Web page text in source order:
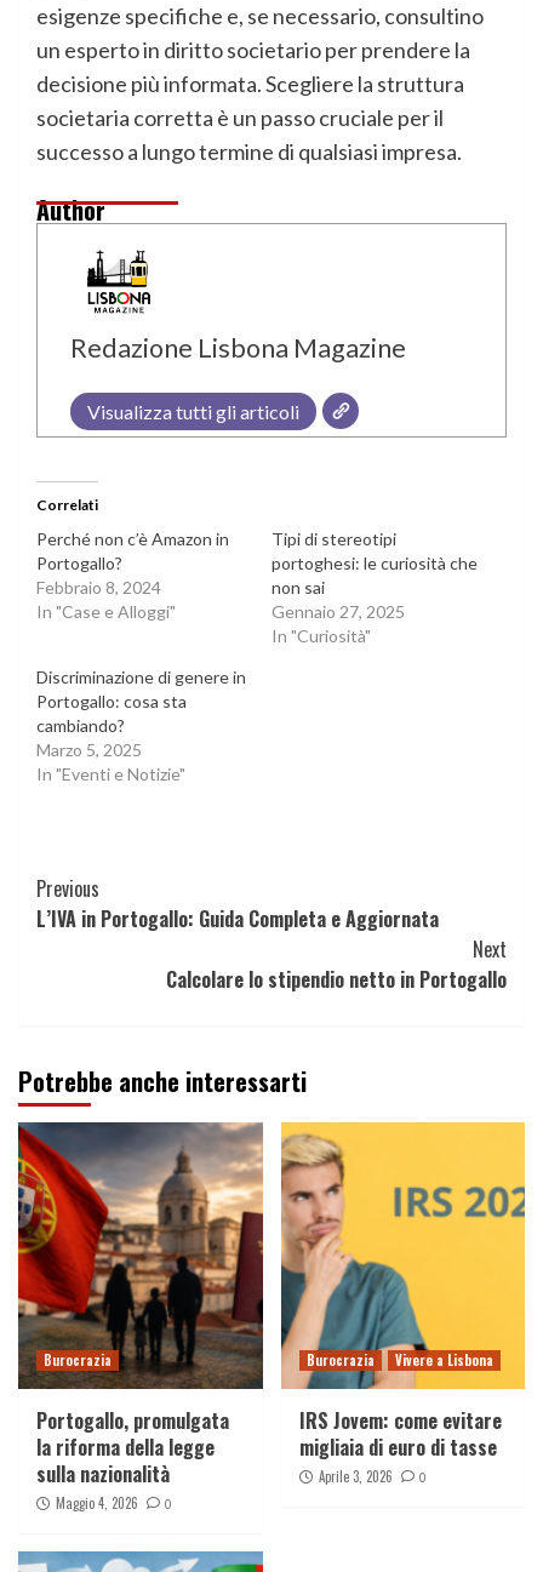
esigenze specifiche e, se necessario, consultino
un esperto in diritto societario per prendere la
decisione più informata. Scegliere la struttura
societaria corretta è un passo cruciale per il
successo a lungo termine di qualsiasi impresa.
Author
Redazione Lisbona Magazine
Visualizza tutti gli articoli
Correlati
Perché non c’è Amazon in
Portogallo?
Febbraio 8, 2024
In "Case e Alloggi"
Tipi di stereotipi
portoghesi: le curiosità che
non sai
Gennaio 27, 2025
In "Curiosità"
Discriminazione di genere in
Portogallo: cosa sta
cambiando?
Marzo 5, 2025
In "Eventi e Notizie"
Continue
Reading
Previous
L’IVA in Portogallo: Guida Completa e Aggiornata
Next
Calcolare lo stipendio netto in Portogallo
Potrebbe anche interessarti
Burocrazia
Portogallo, promulgata
la riforma della legge
sulla nazionalità
Maggio 4, 2026 0
Burocrazia Vivere a Lisbona
IRS Jovem: come evitare
migliaia di euro di tasse
Aprile 3, 2026 0